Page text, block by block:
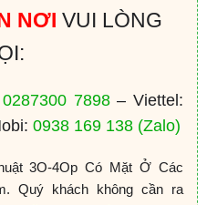
NƠI VUI LÒNG
0287300 7898– Viettel:
0938 169 138 (Zalo)
3O-4Op Có Mặt Ở Các
Quý khách không cần ra